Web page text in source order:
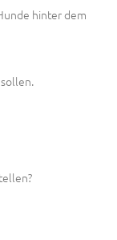
hinter dem